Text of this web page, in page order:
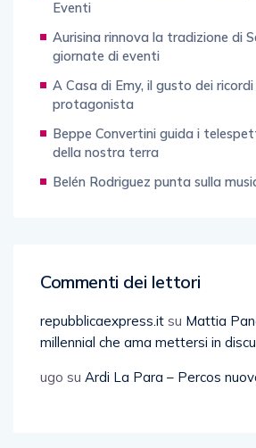
Eventi
Aurisina rinnova la tradizione di
giornate di eventi
A Casa di Emy, il gusto dei
protagonista
Beppe Convertini guida i
della nostra terra
Belén Rodriguez punta sulla
Commenti dei lettori
repubblicaexpress.it su Mattia
millennial che ama mettersi in
ugo su Ardi La Para – Percos